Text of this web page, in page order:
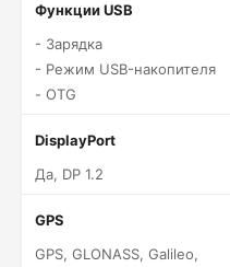
Функции USB
- Зарядка
- Режим USB-накопителя
- OTG
DisplayPort
Да, DP 1.2
GPS
GPS, GLONASS, Galileo,